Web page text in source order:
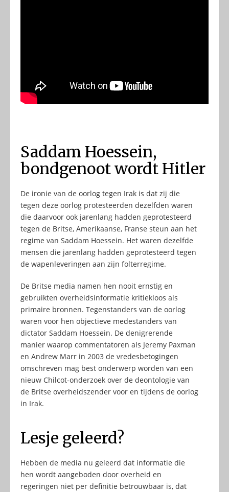
Saddam Hoessein,
bondgenoot wordt Hitler
De ironie van de oorlog tegen Irak is dat zij die
tegen deze oorlog protesteerden dezelfden waren
die daarvoor ook jarenlang hadden geprotesteerd
tegen de Britse, Amerikaanse, Franse steun aan het
regime van Saddam Hoessein. Het waren dezelfde
mensen die jarenlang hadden geprotesteerd tegen
de wapenleveringen aan zijn folterregime.
De Britse media namen hen nooit ernstig en
gebruikten overheidsinformatie kritiekloos als
primaire bronnen. Tegenstanders van de oorlog
waren voor hen objectieve medestanders van
dictator Saddam Hoessein. De denigrerende
manier waarop commentatoren als Jeremy Paxman
en Andrew Marr in 2003 de vredesbetogingen
omschreven mag best onderwerp worden van een
nieuw Chilcot-onderzoek over de deontologie van
de Britse overheidszender voor en tijdens de oorlog
in Irak.
Lesje geleerd?
Hebben de media nu geleerd dat informatie die
hen wordt aangeboden door overheid en
regeringen niet per definitie betrouwbaar is, dat